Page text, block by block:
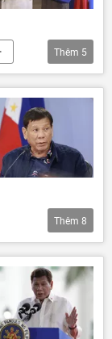
Thêm 5
Thêm 8